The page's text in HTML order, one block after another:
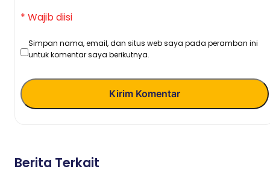
* Wajib diisi
Simpan nama, email, dan situs web saya pada peramban ini
untuk komentar saya berikutnya.
Kirim Komentar
Berita Terkait